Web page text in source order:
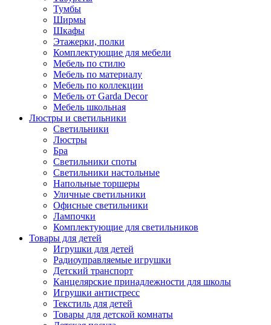
Тумбы
Ширмы
Шкафы
Этажерки, полки
Комплектующие для мебели
Мебель по стилю
Мебель по материалу
Мебель по коллекции
Мебель от Garda Decor
Мебель школьная
Люстры и светильники
Светильники
Люстры
Бра
Светильники споты
Светильники настольные
Напольные торшеры
Уличные светильники
Офисные светильники
Лампочки
Комплектующие для светильников
Товары для детей
Игрушки для детей
Радиоуправляемые игрушки
Детский транспорт
Канцелярские принадлежности для школы
Игрушки антистресс
Текстиль для детей
Товары для детской комнаты